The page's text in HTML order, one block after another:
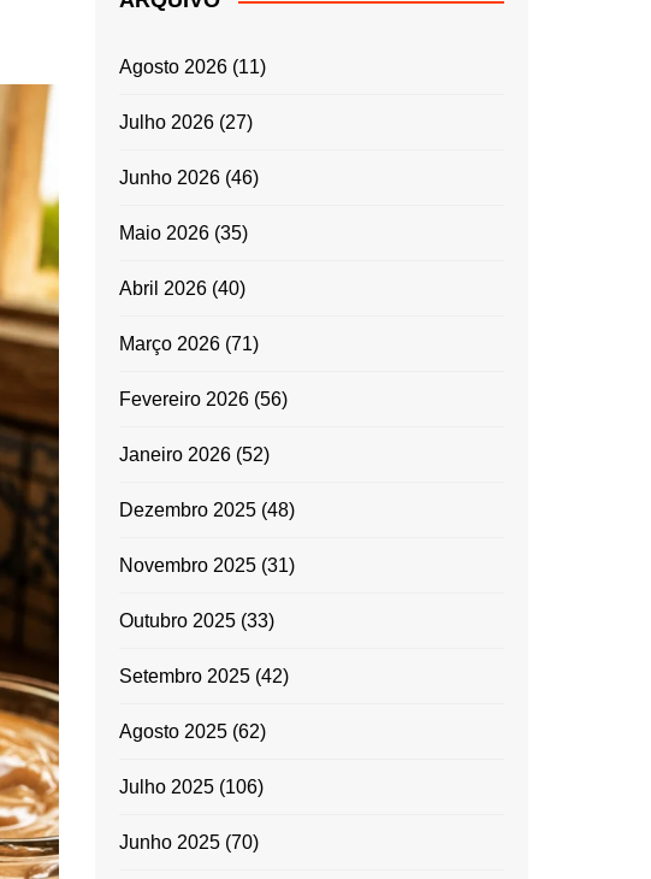
ENTRADAS E
GRATINADOS
MASSAS
TEMPEROS
MICRO-ONDAS
PORTUGUESA
Agosto 2026 (11)
Julho 2026 (27)
Junho 2026 (46)
Maio 2026 (35)
Abril 2026 (40)
Março 2026 (71)
Fevereiro 2026 (56)
Janeiro 2026 (52)
Dezembro 2025 (48)
Novembro 2025 (31)
Outubro 2025 (33)
Setembro 2025 (42)
Agosto 2025 (62)
Julho 2025 (106)
Junho 2025 (70)